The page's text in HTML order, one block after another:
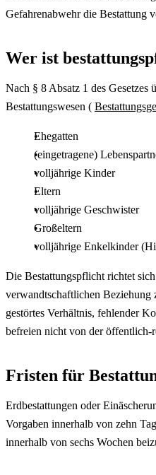
Gefahrenabwehr die Bestattung
Wer ist
Nach § 8 Absatz 1 des Gesetzes
Bestattungswesen (
Ehegatten
(eingetragene)
volljährige Kinder
Eltern
volljährige Geschwister
Großeltern
volljährige Enkelkinder
Die Bestattungspflicht richtet
verwandtschaftlichen Beziehung
gestörtes Verhältnis, fehlender
befreien nicht von der öffentlich-
Fristen für
Erdbestattungen oder
Vorgaben innerhalb von zehn
innerhalb von sechs Wochen